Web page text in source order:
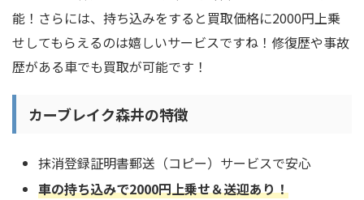
能！さらには、持ち込みをすると買取価格に2000円上乗
せしてもらえるのは嬉しいサービスですね！修復歴や事故
歴がある車でも買取が可能です！
カーブレイク森井の特徴
抹消登録証明書郵送（コピー）サービスで安心
車の持ち込みで2000円上乗せ＆送迎あり！